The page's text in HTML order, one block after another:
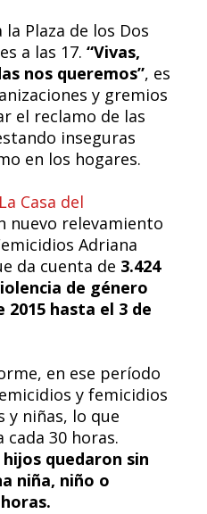
Plaza de los Dos
a las 17. “Vivas,
nos queremos”, es
y gremios
el reclamo de las
inseguras
en los hogares.
La Casa del
nuevo relevamiento
Adriana
da cuenta de 3.424
de género
2015 hasta el 3 de
en ese período
y femicidios
y niñas, lo que
cada 30 horas.
hijos quedaron sin
niña, niño o